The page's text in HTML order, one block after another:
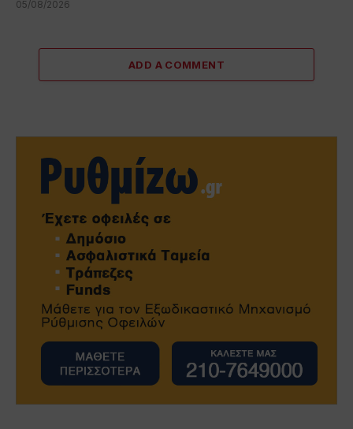
05/08/2026
ADD A COMMENT